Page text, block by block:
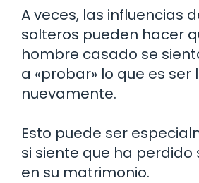
A veces, las influencias
solteros pueden hacer
hombre casado se
a «probar» lo que es ser
nuevamente.
Esto puede ser
si siente que ha perdido
en su matrimonio.